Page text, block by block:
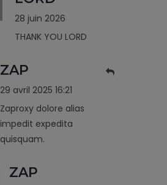
28 juin 2026
THANK YOU LORD
ZAP
29 avril 2025 16:21
Zaproxy dolore alias
impedit expedita
quisquam.
ZAP